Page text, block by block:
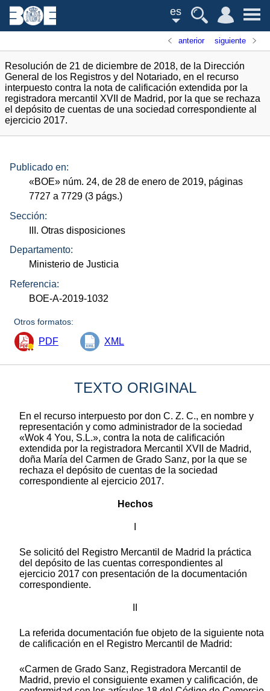
es
anterior siguiente
Resolución de 21 de diciembre de 2018, de la Dirección
General de los Registros y del Notariado, en el recurso
interpuesto contra la nota de calificación extendida por la
registradora mercantil XVII de Madrid, por la que se rechaza
el depósito de cuentas de una sociedad correspondiente al
ejercicio 2017.
Publicado en:
«BOE» núm. 24, de 28 de enero de 2019, páginas
7727 a 7729 (3 págs.)
Sección:
III. Otras disposiciones
Departamento:
Ministerio de Justicia
Referencia:
BOE-A-2019-1032
Otros formatos:
PDF XML
TEXTO ORIGINAL
En el recurso interpuesto por don C. Z. C., en nombre y
representación y como administrador de la sociedad
«Wok 4 You, S.L.», contra la nota de calificación
extendida por la registradora Mercantil XVII de Madrid,
doña María del Carmen de Grado Sanz, por la que se
rechaza el depósito de cuentas de la sociedad
correspondiente al ejercicio 2017.
Hechos
Se solicitó del Registro Mercantil de Madrid la práctica
del depósito de las cuentas correspondientes al
ejercicio 2017 con presentación de la documentación
correspondiente.
La referida documentación fue objeto de la siguiente nota
de calificación en el Registro Mercantil de Madrid:
«Carmen de Grado Sanz, Registradora Mercantil de
Madrid, previo el consiguiente examen y calificación, de